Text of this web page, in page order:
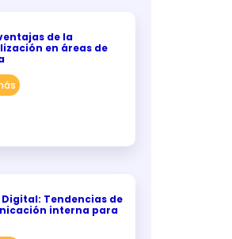
de la
en áreas de
Tendencias de
interna para